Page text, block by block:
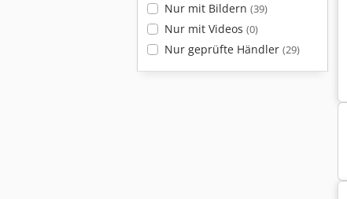
Nur mit Bildern (39)
Nur mit Videos (0)
Nur geprüfte Händler (29)